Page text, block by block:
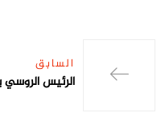
السابق
الرئيس الروسي